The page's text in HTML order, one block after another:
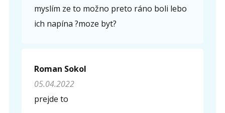
myslím ze to možno preto ráno boli lebo
ich napína ?moze byt?
Roman Sokol
05.04.2022
prejde to